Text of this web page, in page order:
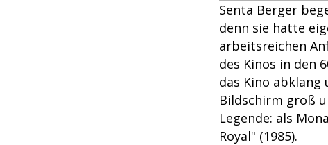
Senta Berger
denn sie hatte
arbeitsreichen
des Kinos in den
das Kino abklang
Bildschirm groß
Legende: als
Royal" (1985).